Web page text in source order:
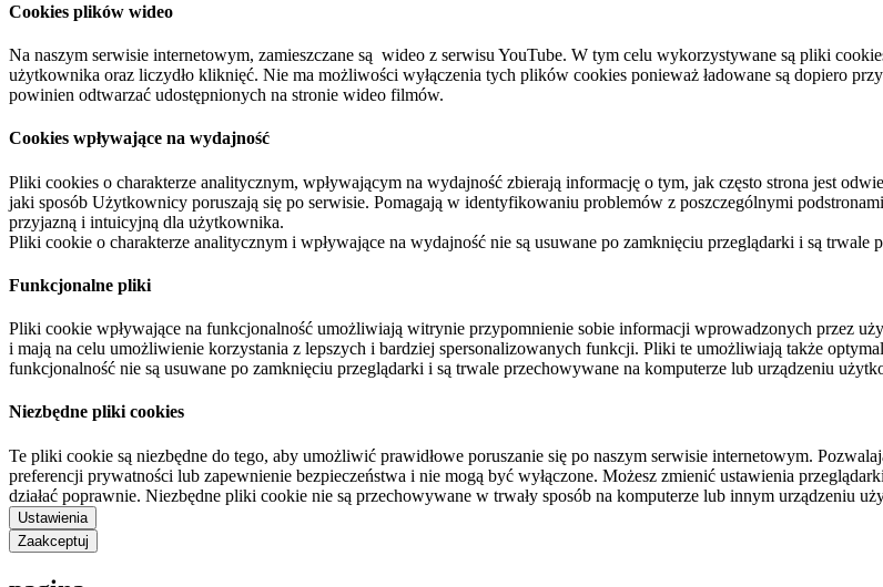
Cookies plików wideo
Na naszym serwisie internetowym, zamieszczane są wideo z serwisu YouTube. W tym celu wykorzystywane są pliki
użytkownika oraz liczydło kliknięć. Nie ma możliwości wyłączenia tych plików cookies ponieważ ładowane są dopiero
powinien odtwarzać udostępnionych na stronie wideo filmów.
Cookies wpływające na wydajność
Pliki cookies o charakterze analitycznym, wpływającym na wydajność zbierają informację o tym, jak często strona jest
jaki sposób Użytkownicy poruszają się po serwisie. Pomagają w identyfikowaniu problemów z poszczególnymi
przyjazną i intuicyjną dla użytkownika.
Pliki cookie o charakterze analitycznym i wpływające na wydajność nie są usuwane po zamknięciu przeglądarki i są
Funkcjonalne pliki
Pliki cookie wpływające na funkcjonalność umożliwiają witrynie przypomnienie sobie informacji wprowadzonych przez
i mają na celu umożliwienie korzystania z lepszych i bardziej spersonalizowanych funkcji. Pliki te umożliwiają także
funkcjonalność nie są usuwane po zamknięciu przeglądarki i są trwale przechowywane na komputerze lub urządzeniu
Niezbędne pliki cookies
Te pliki cookie są niezbędne do tego, aby umożliwić prawidłowe poruszanie się po naszym serwisie internetowym.
preferencji prywatności lub zapewnienie bezpieczeństwa i nie mogą być wyłączone. Możesz zmienić ustawienia
działać poprawnie. Niezbędne pliki cookie nie są przechowywane w trwały sposób na komputerze lub innym urządzeniu
Ustawienia
Zaakceptuj